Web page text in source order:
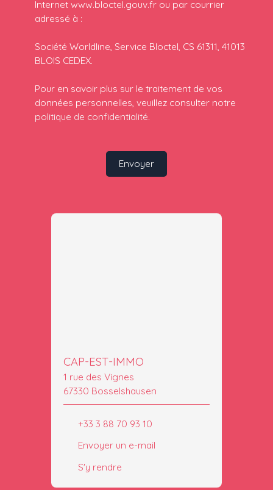
Internet www.bloctel.gouv.fr ou par courrier
adressé à :
Société Worldline, Service Bloctel, CS 61311, 41013
BLOIS CEDEX.
Pour en savoir plus sur le traitement de vos
données personnelles, veuillez consulter notre
politique de confidentialité.
Envoyer
CAP-EST-IMMO
1 rue des Vignes
67330 Bosselshausen
+33 3 88 70 93 10
Envoyer un e-mail
S'y rendre